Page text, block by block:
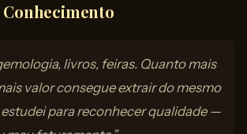
Conhecimento
livros, feiras. Quanto mais
valor consegue extrair do mesmo
para reconhecer qualidade —